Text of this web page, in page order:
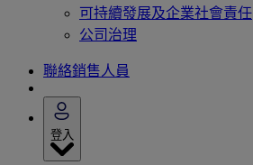
可持續發展及企業社會責任
公司治理
聯絡銷售人員
登入